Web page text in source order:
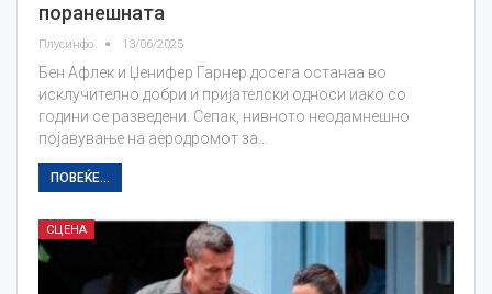
поранешната
Плусинфо 13/06/2025
Бен Афлек и Џенифер Гарнер досега останаа во
исклучително добри и пријателски односи иако со
години се разведени. Сепак, нивното неодамнешно
појавување на аеродромот за…
ПОВЕЌЕ...
СЦЕНА